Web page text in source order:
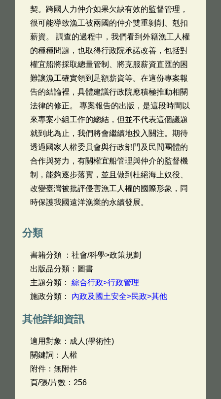
契。跨國人力仲介如果欠缺有效的監督管理，
很可能導致漁工被兩國的仲介雙重剝削、剋扣
薪資。 調查的過程中，我們看到外籍漁工人權
的種種問題，也取得行政院承諾改善，包括對
權宜船將採取總量管制、將克服薪資直匯的困
難讓漁工確實領到足額薪資等。在這份專案報
告的結論裡，具體建議行政院應積極推動相關
法律的修正。 專案報告的出版，是這段時間以
來專案小組工作的總結，但並不代表這個議題
就到此為止，我們將會繼續地投入關注。期待
透過國家人權委員會與行政部門及民間團體的
合作與努力，有關權宜船管理與仲介的監督機
制，能夠逐步落實，並且做到杜絕海上奴役、
改變臺灣被批評侵害漁工人權的國際形象，同
時保護我國遠洋漁業的永續發展。
分類
書籍分類 ：社會/科學>政策規劃
出版品分類：圖書
主題分類： 綜合行政>行政管理
施政分類： 內政及國土安全>民政>其他
其他詳細資訊
適用對象：成人(學術性)
關鍵詞：人權
附件：無附件
頁/張/片數：256